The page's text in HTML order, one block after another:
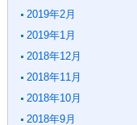
2019年2月
2019年1月
2018年12月
2018年11月
2018年10月
2018年9月